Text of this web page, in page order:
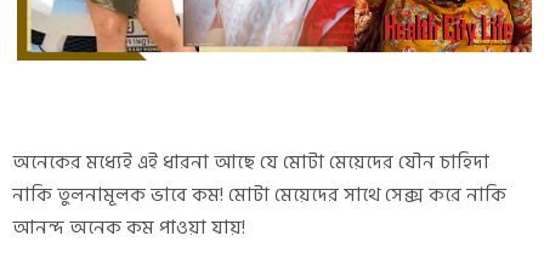
অনেকের মধ্যেই এই ধারনা আছে যে মোটা মেয়েদের যৌন চাহিদা
নাকি তুলনামূলক ভাবে কম! মোটা মেয়েদের সাথে সেক্স করে নাকি
আনন্দ অনেক কম পাওয়া যায়!